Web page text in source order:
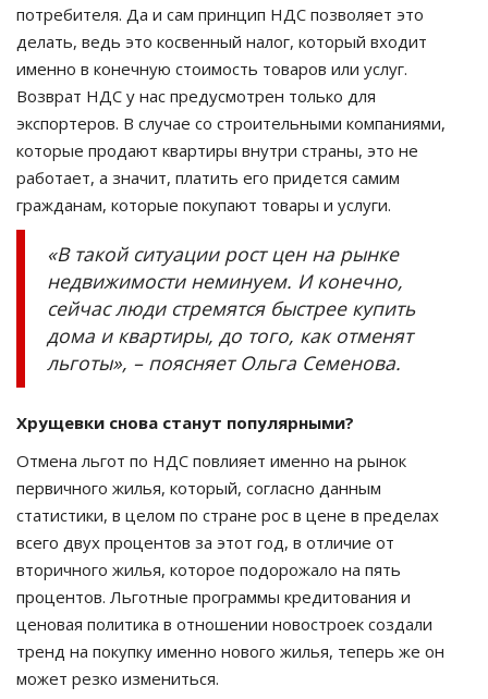
потребителя. Да и сам принцип НДС позволяет это
делать, ведь это косвенный налог, который входит
именно в конечную стоимость товаров или услуг.
Возврат НДС у нас предусмотрен только для
экспортеров. В случае со строительными компаниями,
которые продают квартиры внутри страны, это не
работает, а значит, платить его придется самим
гражданам, которые покупают товары и услуги.
«В такой ситуации рост цен на рынке
недвижимости неминуем. И конечно,
сейчас люди стремятся быстрее купить
дома и квартиры, до того, как отменят
льготы», – поясняет Ольга Семенова.
Хрущевки снова станут популярными?
Отмена льгот по НДС повлияет именно на рынок
первичного жилья, который, согласно данным
статистики, в целом по стране рос в цене в пределах
всего двух процентов за этот год, в отличие от
вторичного жилья, которое подорожало на пять
процентов. Льготные программы кредитования и
ценовая политика в отношении новостроек создали
тренд на покупку именно нового жилья, теперь же он
может резко измениться.